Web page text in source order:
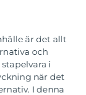
är det allt
och
i
när det
I denna